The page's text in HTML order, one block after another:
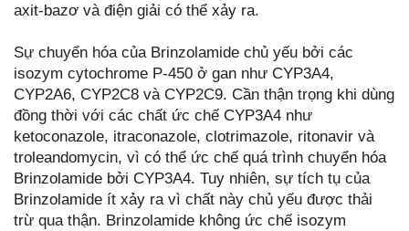
axit-bazơ và điện giải có thể xảy ra.
Sự chuyển hóa của Brinzolamide chủ yếu bởi các
isozym cytochrome P-450 ở gan như CYP3A4,
CYP2A6, CYP2C8 và CYP2C9. Cần thận trọng khi dùng
đồng thời với các chất ức chế CYP3A4 như
ketoconazole, itraconazole, clotrimazole, ritonavir và
troleandomycin, vì có thể ức chế quá trình chuyển hóa
Brinzolamide bởi CYP3A4. Tuy nhiên, sự tích tụ của
Brinzolamide ít xảy ra vì chất này chủ yếu được thải
trừ qua thận. Brinzolamide không ức chế isozym